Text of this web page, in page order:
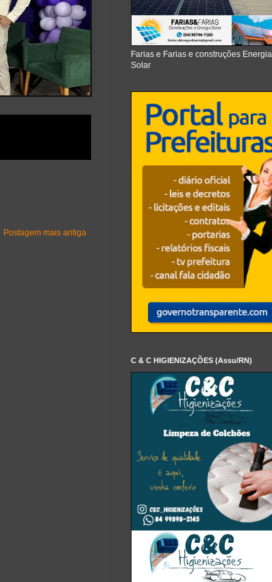
Postagem mais antiga
Farias e Farias e construções Energia
Solar
C & C HIGIENIZAÇÕES (Assu/RN)